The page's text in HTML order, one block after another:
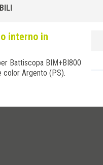
interno in
Battiscopa BIM+BI800
color Argento (PS).